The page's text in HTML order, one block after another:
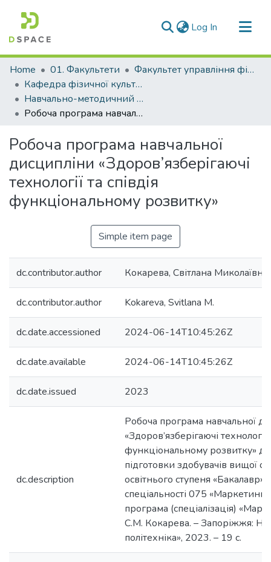
Log In (current)
Communities & Collections
All of DSpace
Statistics
Home 01. Факультети
Факультет управління фізичною культурою та спортом
Кафедра фізичної культури, олімпійських та неолімпійських видів спорту (Кафедра ФКОНВС)
Навчально-методичний комплекс дисциплін кафедри ФКОНВС
Робоча програма навчальної дисципліни «Здоров’язберігаючі технології та співдія функціональному розвитку»
Робоча програма навчальної
дисципліни «Здоров’язберігаючі
технології та співдія
функціональному розвитку»
Simple item page
dc.contributor.author Кокарева, Світлана Миколаївна
dc.contributor.author Kokareva, Svitlana M.
dc.date.accessioned 2024-06-14T10:45:26Z
dc.date.available 2024-06-14T10:45:26Z
dc.date.issued 2023
dc.description
Робоча програма навчальної
«Здоров’язберігаючі технології
функціональному розвитку»
підготовки здобувачів вищої
освітнього ступеня «Бакалавр»
спеціальності 075 «Маркетинг»,
програма (спеціалізація)
С.М. Кокарева. – Запоріжжя: НУ
політехніка», 2023. – 19 с.